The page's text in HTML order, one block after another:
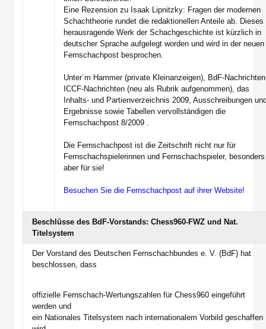
Eine Rezension zu Isaak Lipnitzky: Fragen der modernen
Schachtheorie rundet die redaktionellen Anteile ab. Dieses
herausragende Werk der Schachgeschichte ist kürzlich in
deutscher Sprache aufgelegt worden und wird in der neuen
Fernschachpost besprochen.
Unter´m Hammer (private Kleinanzeigen), BdF-
ICCF-Nachrichten (neu als Rubrik aufgenommen), das
Inhalts- und Partienverzeichnis 2009, Ausschreibungen
Ergebnisse sowie Tabellen vervollständigen die
Fernschachpost 8/2009 .
Die Fernschachpost ist die Zeitschrift nicht nur für
Fernschachspielerinnen und Fernschachspieler, besonders
aber für sie!
Besuchen Sie die Fernschachpost auf ihrer Website!
Beschlüsse des BdF-Vorstands: Chess960-FWZ und Nat.
Titelsystem
Der Vorstand des Deutschen Fernschachbundes e. V. (BdF) hat
beschlossen, dass
offizielle Fernschach-Wertungszahlen für Chess960 eingeführt
werden und
ein Nationales Titelsystem nach internationalem Vorbild geschaffen